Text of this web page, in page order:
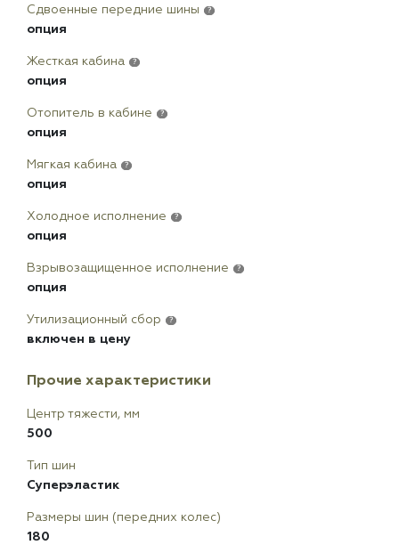
Сдвоенные передние шины ?
опция
Жесткая кабина ?
опция
Отопитель в кабине ?
опция
Мягкая кабина ?
опция
Холодное исполнение ?
опция
Взрывозащищенное исполнение ?
опция
Утилизационный сбор ?
включен в цену
Прочие характеристики
Центр тяжести, мм
500
Тип шин
Суперэластик
Размеры шин (передних колес)
180